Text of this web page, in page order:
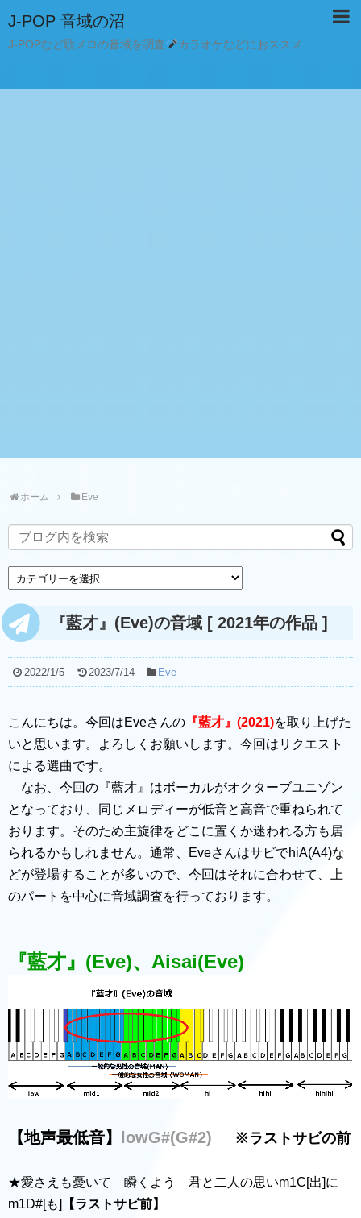
J-POP 音域の沼
J-POPなど歌メロの音域を調査 カラオケなどにおススメ
ホーム Eve
『藍才』(Eve)の音域 [ 2021年の作品 ]
2022/1/5 2023/7/14 Eve
こんにちは。今回はEveさんの 『藍才』(2021)を取り上げた
いと思います。よろしくお願いします。今回はリクエスト
による選曲です。
なお、今回の『藍才』はボーカルがオクターブユニゾン
となっており、同じメロディーが低音と高音で重ねられて
おります。そのため主旋律をどこに置くか迷われる方も居
られるかもしれません。通常、EveさんはサビでhiA(A4)な
どが登場することが多いので、今回はそれに合わせて、上
のパートを中心に音域調査を行っております。
『藍才』(Eve)、Aisai(Eve)
【地声最低音】 lowG#(G#2) ※ラストサビの前
★愛さえも憂いて 瞬くよう 君と二人の思いm1C[出]に
m1D#[も]
【ラストサビ前】